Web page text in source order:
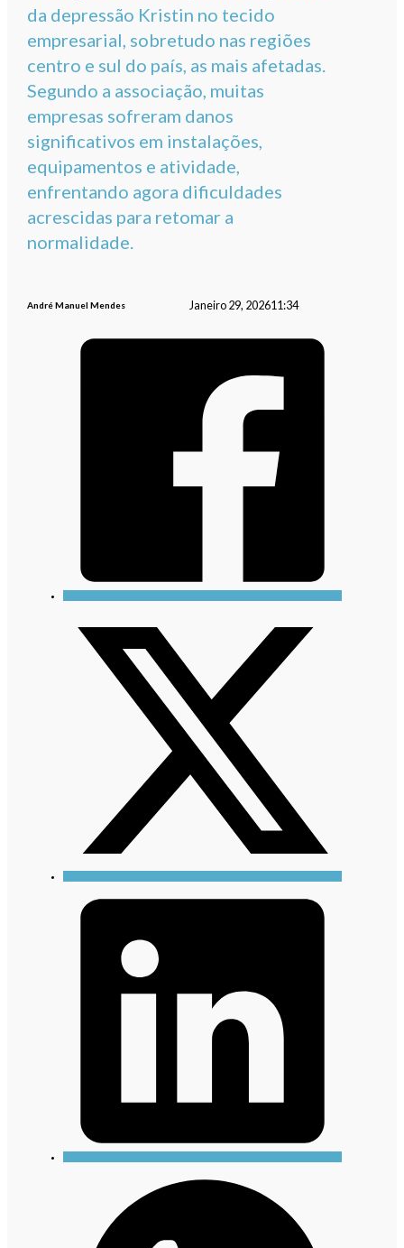
da depressão Kristin no tecido
empresarial, sobretudo nas regiões
centro e sul do país, as mais afetadas.
Segundo a associação, muitas
empresas sofreram danos
significativos em instalações,
equipamentos e atividade,
enfrentando agora dificuldades
acrescidas para retomar a
normalidade.
André Manuel Mendes Janeiro 29, 202611:34